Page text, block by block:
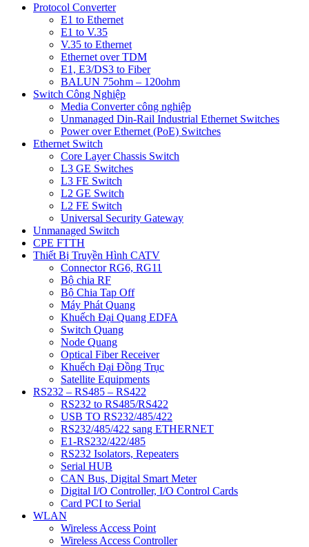
Protocol Converter
E1 to Ethernet
E1 to V.35
V.35 to Ethernet
Ethernet over TDM
E1, E3/DS3 to Fiber
BALUN 75ohm – 120ohm
Switch Công Nghiệp
Media Converter công nghiệp
Unmanaged Din-Rail Industrial Ethernet Switches
Power over Ethernet (PoE) Switches
Ethernet Switch
Core Layer Chassis Switch
L3 GE Switches
L3 FE Switch
L2 GE Switch
L2 FE Switch
Universal Security Gateway
Unmanaged Switch
CPE FTTH
Thiết Bị Truyền Hình CATV
Connector RG6, RG11
Bộ chia RF
Bộ Chia Tap Off
Máy Phát Quang
Khuếch Đại Quang EDFA
Switch Quang
Node Quang
Optical Fiber Receiver
Khuếch Đại Đồng Trục
Satellite Equipments
RS232 – RS485 – RS422
RS232 to RS485/RS422
USB TO RS232/485/422
RS232/485/422 sang ETHERNET
E1-RS232/422/485
RS232 Isolators, Repeaters
Serial HUB
CAN Bus, Digital Smart Meter
Digital I/O Controller, I/O Control Cards
Card PCI to Serial
WLAN
Wireless Access Point
Wireless Access Controller